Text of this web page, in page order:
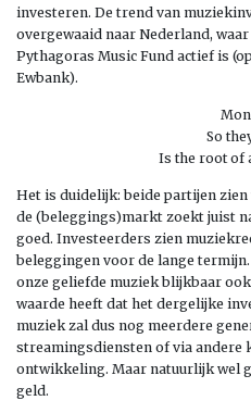
investeren. De trend van
overgewaaid naar Nederland,
Pythagoras Music Fund actief is
Ewbank).
So
Is the root of
Het is duidelijk: beide partijen
de (beleggings)markt zoekt juist
goed. Investeerders zien
beleggingen voor de lange
onze geliefde muziek blijkbaar
waarde heeft dat het dergelijke
muziek zal dus nog meerdere
streamingsdiensten of via andere
ontwikkeling. Maar natuurlijk wel
geld.